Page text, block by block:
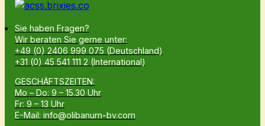
Sie haben Fragen?
Wir beraten Sie gerne unter:
+49 (0) 2406 999 075 (Deutschland)
+31 (0) 45 541 111 2 (International)
GESCHÄFTSZEITEN:
Mo – Do: 9 – 15.30 Uhr
Fr: 9 – 13 Uhr
E-Mail: info@olibanum-bv.com